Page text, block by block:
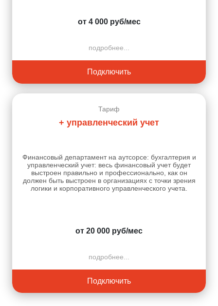
от 4 000 руб/мес
подробнее...
Подключить
Тариф
+ управленческий учет
Финансовый департамент на аутсорсе: бухгалтерия и
управленческий учет: весь финансовый учет будет
выстроен правильно и профессионально, как он
должен быть выстроен в организациях с точки зрения
логики и корпоративного управленческого учета.
от 20 000 руб/мес
подробнее...
Подключить